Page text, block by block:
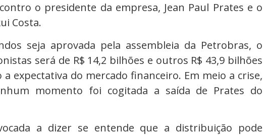
o presidente da empresa, Jean Paul Prates e o
Costa.
seja aprovada pela assembleia da Petrobras, o
será de R$ 14,2 bilhões e outros R$ 43,9 bilhões
expectativa do mercado financeiro. Em meio a crise,
momento foi cogitada a saída de Prates do
a dizer se entende que a distribuição pode